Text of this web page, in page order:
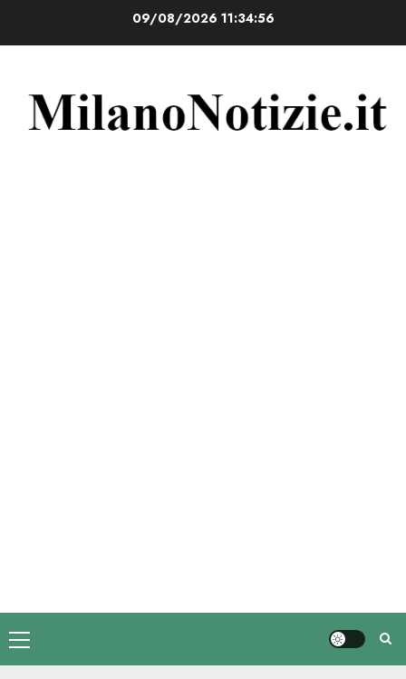
09/08/2026 11:34:56
Menu
principale